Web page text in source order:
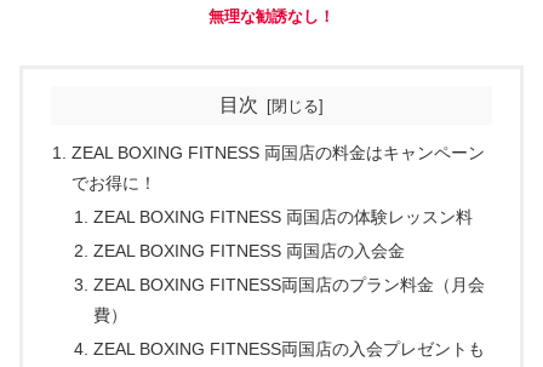
無理な勧誘なし！
目次
ZEAL BOXING FITNESS 両国店の料金はキャンペーン
でお得に！
ZEAL BOXING FITNESS 両国店の体験レッスン料
ZEAL BOXING FITNESS 両国店の入会金
ZEAL BOXING FITNESS両国店のプラン料金（月会
費）
ZEAL BOXING FITNESS両国店の入会プレゼントも